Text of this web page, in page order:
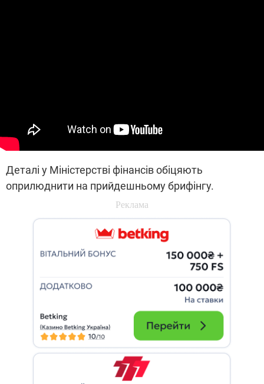
Деталі у Міністерстві фінансів обіцяють
оприлюднити на прийдешньому брифінгу.